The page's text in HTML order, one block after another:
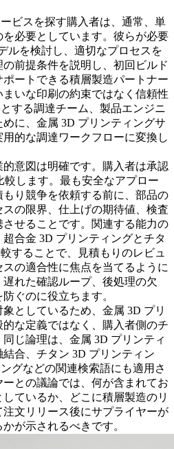
ビス を探す購入者は、通常、単
必要としています。彼らが必要
ルを検討し、適切なプロセスを
前提条件を説明し、初回ビルド
ートできる積層製造パートナー
いな印刷の約束ではなく信頼性
する調達チーム、製品エンジニ
に、金属 3D プリンティングサ
的な調達ワークフローに変換し
意図は明確です。購入者は承認
します。最も安全なアプロー
り競争を依頼する前に、部品の
の限界、仕上げの期待値、検査
せることです。関連する能力の
超合金 3D プリンティングとチタ
することで、見積もりのレビュ
の適合性に焦点を当てるように
れた確認ループ、後処理の欠
ぐのに役立ちます。
としているため、金属 3D プリ
な定義ではなく、購入者側のチ
じ論理は、金属 3D プリンティ
合、チタン 3D プリンティン
グなどの関連検索語にも適用さ
との議論では、何が含まれてお
ているか、どこに積層製造のリ
文リリース後にサプライヤーが
が示されるべきです。